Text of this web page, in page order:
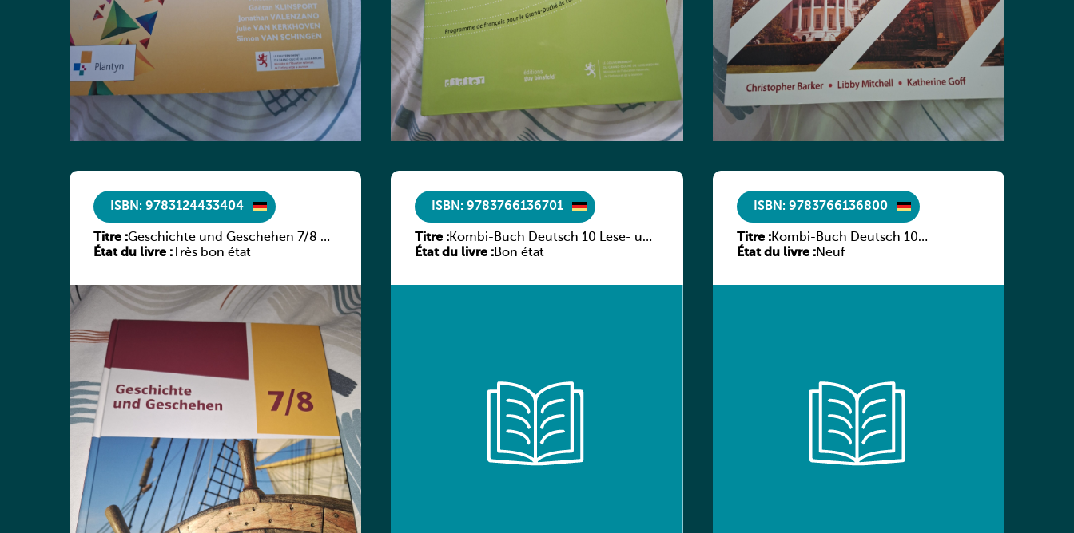
ISBN: 9783124433404
Titre :Geschichte und Geschehen 7/8 –
Rheinland-Pfalz
État du livre : Très bon état
ISBN: 9783766136701
Titre :Kombi-Buch Deutsch 10 Lese- und
Sprachbuch
État du livre :Bon état
ISBN: 9783766136800
Titre :Kombi-Buch Deutsch 10
Arbeitsheft
État du livre :Neuf